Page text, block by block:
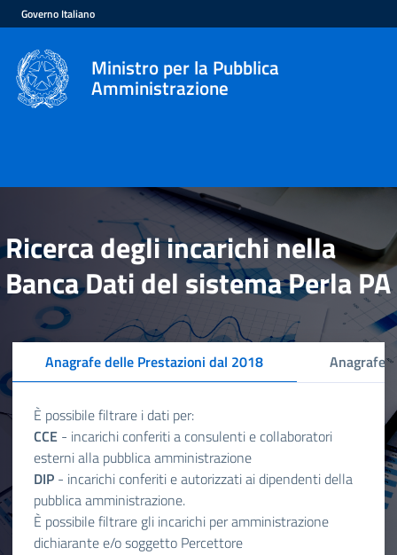
Governo Italiano
Ministro per la Pubblica
Amministrazione
Ricerca degli incarichi nella
Banca Dati del sistema Perla PA
Anagrafe delle Prestazioni dal 2018 Anagrafe
È possibile filtrare i dati per:
CCE - incarichi conferiti a consulenti e collaboratori
esterni alla pubblica amministrazione
DIP - incarichi conferiti e autorizzati ai dipendenti della
pubblica amministrazione.
È possibile filtrare gli incarichi per amministrazione
dichiarante e/o soggetto Percettore